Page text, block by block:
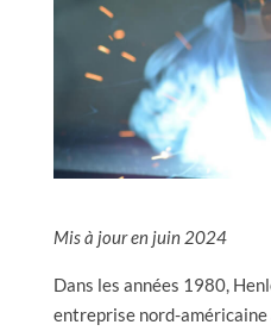
Mis à jour en juin 2024
Dans les années 1980,
entreprise nord-américaine